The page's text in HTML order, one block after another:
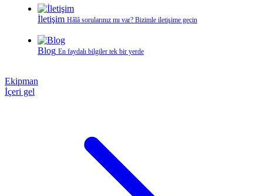
İletişim Hâlâ sorularınız mı var? Bizimle iletişime geçin
Blog En faydalı bilgiler tek bir yerde
Ekipman
İçeri gel